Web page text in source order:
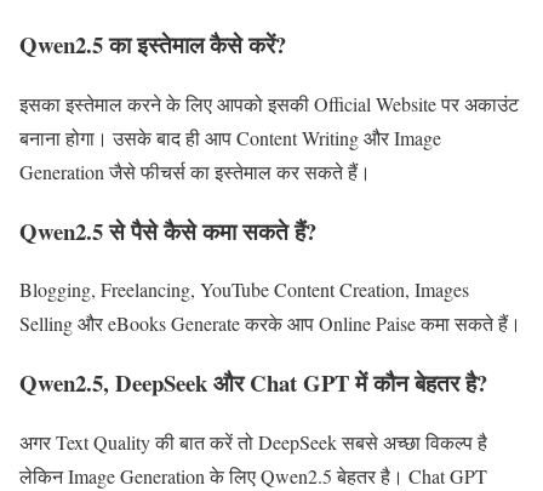
Qwen2.5 का इस्तेमाल कैसे करें?
इसका इस्तेमाल करने के लिए आपको इसकी Official Website पर अकाउंट
बनाना होगा। उसके बाद ही आप Content Writing और Image
Generation जैसे फीचर्स का इस्तेमाल कर सकते हैं।
Qwen2.5 से पैसे कैसे कमा सकते हैं?
Blogging, Freelancing, YouTube Content Creation, Images
Selling और eBooks Generate करके आप Online Paise कमा सकते हैं।
Qwen2.5, DeepSeek और Chat GPT में कौन बेहतर है?
अगर Text Quality की बात करें तो DeepSeek सबसे अच्छा विकल्प है
लेकिन Image Generation के लिए Qwen2.5 बेहतर है। Chat GPT